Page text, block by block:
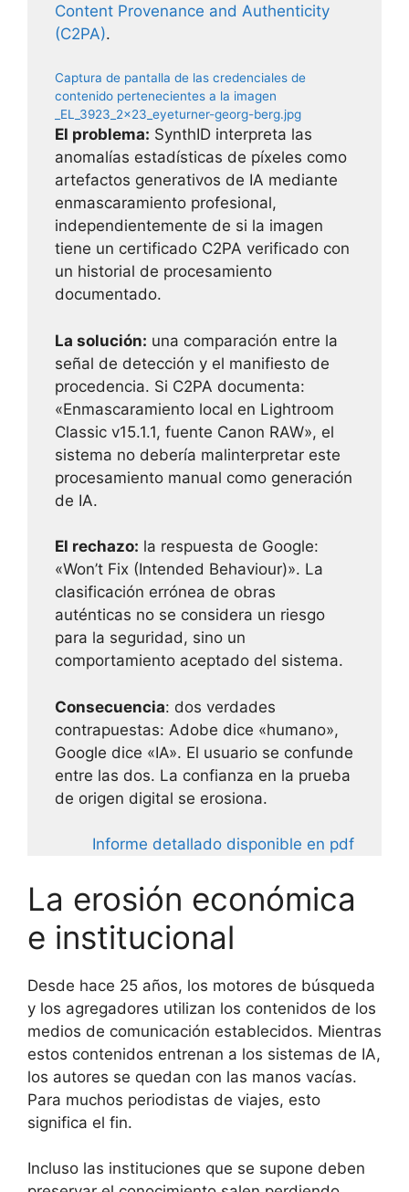
Content Provenance and Authenticity
(C2PA).
Captura de pantalla de las credenciales de
contenido pertenecientes a la imagen
_EL_3923_2x23_eyeturner-georg-berg.jpg
El problema: SynthID interpreta las
anomalías estadísticas de píxeles como
artefactos generativos de IA mediante
enmascaramiento profesional,
independientemente de si la imagen
tiene un certificado C2PA verificado con
un historial de procesamiento
documentado.
La solución: una comparación entre la
señal de detección y el manifiesto de
procedencia. Si C2PA documenta:
«Enmascaramiento local en Lightroom
Classic v15.1.1, fuente Canon RAW», el
sistema no debería malinterpretar este
procesamiento manual como generación
de IA.
El rechazo: la respuesta de Google:
«Won’t Fix (Intended Behaviour)». La
clasificación errónea de obras
auténticas no se considera un riesgo
para la seguridad, sino un
comportamiento aceptado del sistema.
Consecuencia: dos verdades
contrapuestas: Adobe dice «humano»,
Google dice «IA». El usuario se confunde
entre las dos. La confianza en la prueba
de origen digital se erosiona.
Informe detallado disponible en pdf
La erosión económica
e institucional
Desde hace 25 años, los motores de búsqueda
y los agregadores utilizan los contenidos de los
medios de comunicación establecidos. Mientras
estos contenidos entrenan a los sistemas de IA,
los autores se quedan con las manos vacías.
Para muchos periodistas de viajes, esto
significa el fin.
Incluso las instituciones que se supone deben